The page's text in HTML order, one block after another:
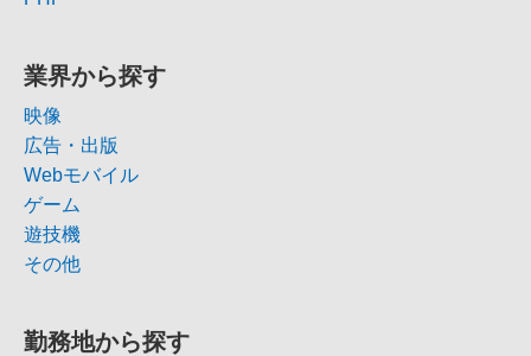
業界から探す
映像
広告・出版
Webモバイル
ゲーム
遊技機
その他
勤務地から探す